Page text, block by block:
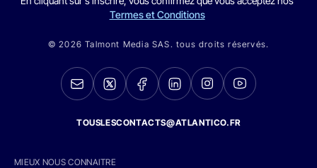
Termes et Conditions
© 2026 Talmont Media SAS. tous droits réservés.
TOUSLESCONTACTS@ATLANTICO.FR
MIEUX NOUS CONNAITRE